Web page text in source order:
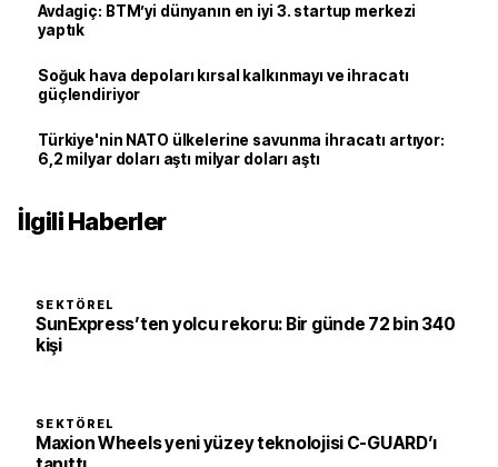
Avdagiç: BTM’yi dünyanın en iyi 3. startup merkezi
yaptık
Soğuk hava depoları kırsal kalkınmayı ve ihracatı
güçlendiriyor
Türkiye'nin NATO ülkelerine savunma ihracatı artıyor:
6,2 milyar doları aştı milyar doları aştı
İlgili Haberler
SEKTÖREL
SunExpress’ten yolcu rekoru: Bir günde 72 bin 340
kişi
SEKTÖREL
Maxion Wheels yeni yüzey teknolojisi C-GUARD’ı